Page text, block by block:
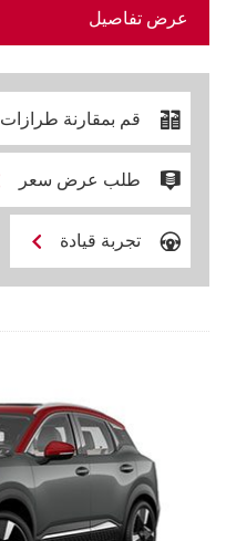
عرض تفاصيل
قم بمقارنة طرازات
طلب عرض سعر
تجربة قيادة